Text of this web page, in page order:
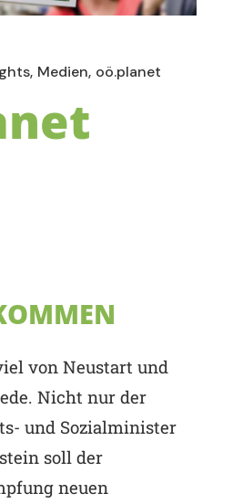
Medien oö.planet
von Neustart und
Nicht nur der
und Sozialminister
soll der
neuen